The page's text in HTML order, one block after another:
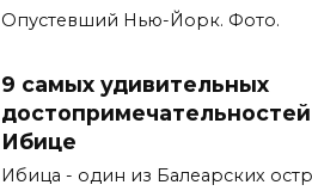
Опустевший Нью-Йорк. Фото.
9 самых удивительных
Ибице
Ибица - один из Балеарских